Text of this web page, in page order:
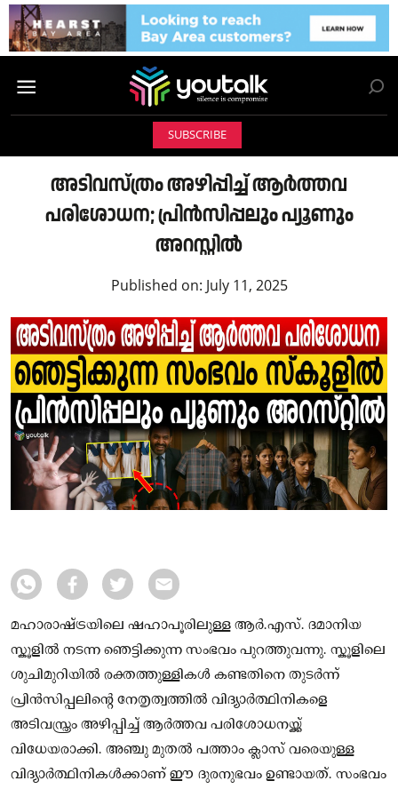
SUBSCRIBE
അടിവസ്ത്രം അഴിപ്പിച്ച് ആർത്തവ
പരിശോധന; പ്രിൻസിപ്പലും പ്യൂണും
അറസ്റ്റിൽ
Published on: July 11, 2025
മഹാരാഷ്ട്രയിലെ ഷഹാപൂരിലുള്ള ആർ.എസ്. ദമാനിയ
സ്കൂളിൽ നടന്ന ഞെട്ടിക്കുന്ന സംഭവം പുറത്തുവന്നു. സ്കൂളിലെ
ശുചിമുറിയിൽ രക്തത്തുള്ളികൾ കണ്ടതിനെ തുടർന്ന്
പ്രിൻസിപ്പലിന്റെ നേതൃത്വത്തിൽ വിദ്യാർത്ഥിനികളെ
അടിവസ്ത്രം അഴിപ്പിച്ച് ആർത്തവ പരിശോധനയ്ക്ക്
വിധേയരാക്കി. അഞ്ചു മുതൽ പത്താം ക്ലാസ് വരെയുള്ള
വിദ്യാർത്ഥിനികൾക്കാണ് ഈ ദുരനുഭവം ഉണ്ടായത്. സംഭവം